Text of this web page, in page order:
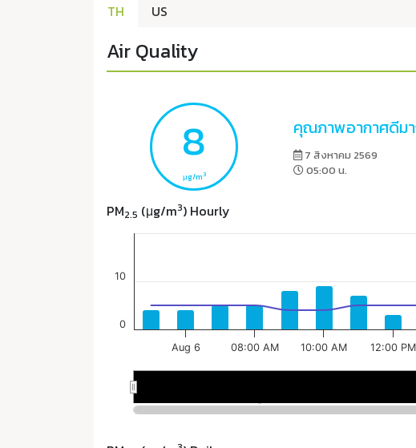
TH US
Air Quality
8
μg/m3
คุณภาพอากาศดีม
7 สิงหาคม 2569
05:00 น.
PM2.5 (μg/m3) Hourly